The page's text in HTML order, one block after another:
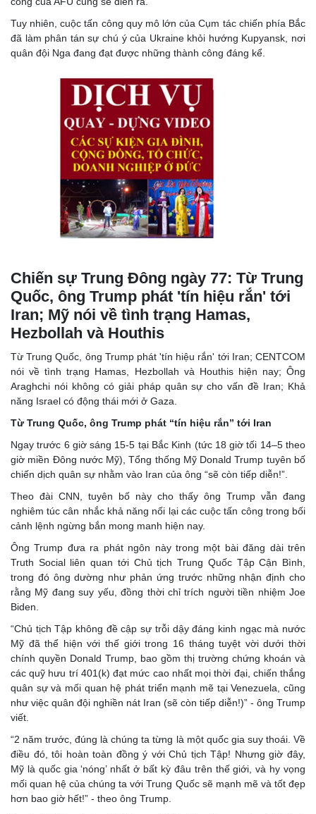
Tuy nhiên, cuộc tấn công quy mô lớn của Cụm tác chiến phía Bắc
đã làm phân tán sự chú ý của Ukraine khỏi hướng Kupyansk, nơi
quân đội Nga đang đạt được những thành công đáng kể.
Chiến sự Trung Đông ngày 77: Từ Trung
Quốc, ông Trump phát 'tín hiệu rắn' tới
Iran; Mỹ nói về tình trạng Hamas,
Hezbollah và Houthis
Từ Trung Quốc, ông Trump phát 'tín hiệu rắn' tới Iran; CENTCOM
nói về tình trạng Hamas, Hezbollah và Houthis hiện nay; Ông
Araghchi nói không có giải pháp quân sự cho vấn đề Iran; Khả
năng Israel có động thái mới ở Gaza.
Từ Trung Quốc, ông Trump phát “tín hiệu rắn” tới Iran
Ngay trước 6 giờ sáng 15-5 tại Bắc Kinh (tức 18 giờ tối 14–5 theo
giờ miền Đông nước Mỹ), Tổng thống Mỹ Donald Trump tuyên bố
chiến dịch quân sự nhằm vào Iran của ông “sẽ còn tiếp diễn!”.
Theo đài CNN, tuyên bố này cho thấy ông Trump vẫn đang
nghiêm túc cân nhắc khả năng nối lại các cuộc tấn công trong bối
cảnh lệnh ngừng bắn mong manh hiện nay.
Ông Trump đưa ra phát ngôn này trong một bài đăng dài trên
Truth Social liên quan tới Chủ tịch Trung Quốc Tập Cận Bình,
trong đó ông dường như phản ứng trước những nhận định cho
rằng Mỹ đang suy yếu, đồng thời chỉ trích người tiền nhiệm Joe
Biden.
“Chủ tịch Tập không đề cập sự trỗi dậy đáng kinh ngạc mà nước
Mỹ đã thể hiện với thế giới trong 16 tháng tuyệt vời dưới thời
chính quyền Donald Trump, bao gồm thị trường chứng khoán và
các quỹ hưu trí 401(k) đạt mức cao nhất mọi thời đại, chiến thắng
quân sự và mối quan hệ phát triển mạnh mẽ tại Venezuela, cũng
như việc quân đội nghiền nát Iran (sẽ còn tiếp diễn!)” - ông Trump
viết.
“2 năm trước, đúng là chúng ta từng là một quốc gia suy thoái. Về
điều đó, tôi hoàn toàn đồng ý với Chủ tịch Tập! Nhưng giờ đây,
Mỹ là quốc gia ‘nóng’ nhất ở bất kỳ đâu trên thế giới, và hy vọng
mối quan hệ của chúng ta với Trung Quốc sẽ mạnh mẽ và tốt đẹp
hơn bao giờ hết!” - theo ông Trump.